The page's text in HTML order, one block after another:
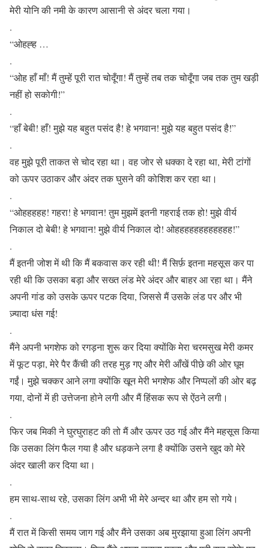
मेरी योनि की नमी के कारण आसानी से अंदर चला गया।
.
“ओहह्ह …
.
“ओह हाँ माँ! मैं तुम्हें पूरी रात चोदूँगा! मैं तुम्हें तब तक चोदूँगा जब तक तुम खड़ी
नहीं हो सकोगी!”
.
“हाँ बेबी! हाँ! मुझे यह बहुत पसंद है! हे भगवान! मुझे यह बहुत पसंद है!”
.
वह मुझे पूरी ताकत से चोद रहा था। वह जोर से धक्का दे रहा था, मेरी टांगों
को ऊपर उठाकर और अंदर तक घुसने की कोशिश कर रहा था।
.
“ओहहहहह! गहरा! हे भगवान! तुम मुझमें इतनी गहराई तक हो! मुझे वीर्य
निकाल दो बेबी! हे भगवान! मुझे वीर्य निकाल दो! ओहहहहहहहहहहहह!”
.
मैं इतनी जोश में थी कि मैं बकवास कर रही थी! मैं सिर्फ़ इतना महसूस कर पा
रही थी कि उसका बड़ा और सख्त लंड मेरे अंदर और बाहर आ रहा था। मैंने
अपनी गांड को उसके ऊपर पटक दिया, जिससे मैं उसके लंड पर और भी
ज़्यादा धंस गई!
.
मैंने अपनी भगशेफ को रगड़ना शुरू कर दिया क्योंकि मेरा चरमसुख मेरी कमर
में फूट पड़ा, मेरे पैर कैंची की तरह मुड़ गए और मेरी आँखें पीछे की ओर घूम
गईं। मुझे चक्कर आने लगा क्योंकि खून मेरी भगशेफ और निप्पलों की ओर बढ़
गया, दोनों में ही उत्तेजना होने लगी और मैं हिंसक रूप से ऐंठने लगी।
.
फिर जब मिकी ने घुरघुराहट की तो मैं और ऊपर उठ गई और मैंने महसूस किया
कि उसका लिंग फैल गया है और धड़कने लगा है क्योंकि उसने खुद को मेरे
अंदर खाली कर दिया था।
.
हम साथ-साथ रहे, उसका लिंग अभी भी मेरे अन्दर था और हम सो गये।
.
मैं रात में किसी समय जाग गई और मैंने उसका अब मुरझाया हुआ लिंग अपनी